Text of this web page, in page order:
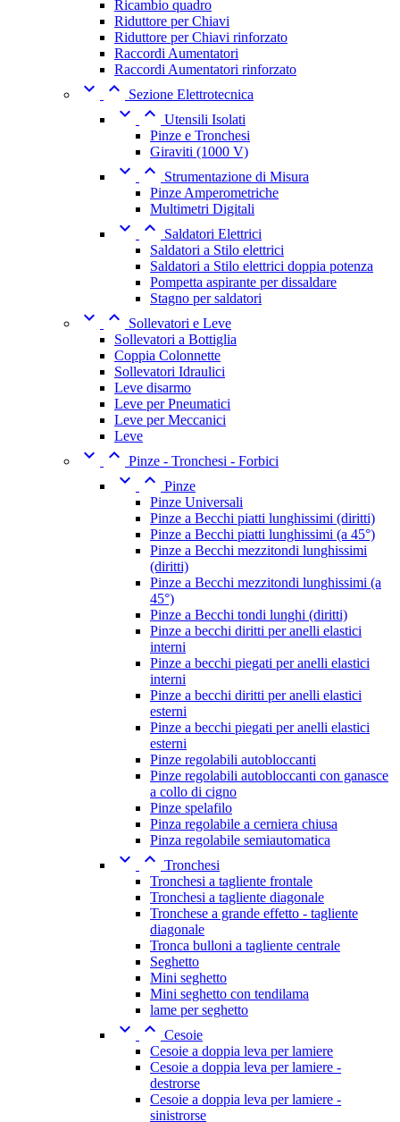
Ricambio quadro
Riduttore per Chiavi
Riduttore per Chiavi rinforzato
Raccordi Aumentatori
Raccordi Aumentatori rinforzato
  Sezione Elettrotecnica
  Utensili Isolati
Pinze e Tronchesi
Giraviti (1000 V)
 
Strumentazione di Misura
Pinze Amperometriche
Multimetri Digitali
 
Saldatori Elettrici
Saldatori a Stilo elettrici
Saldatori a Stilo elettrici doppia potenza
Pompetta aspirante per dissaldare
Stagno per saldatori
 
Sollevatori e Leve
Sollevatori a Bottiglia
Coppia Colonnette
Sollevatori Idraulici
Leve disarmo
Leve per Pneumatici
Leve per Meccanici
Leve
  Pinze - Tronchesi - Forbici
  Pinze
Pinze Universali
Pinze a Becchi piatti lunghissimi (diritti)
Pinze a Becchi piatti lunghissimi (a 45°)
Pinze a Becchi mezzitondi lunghissimi
(diritti)
Pinze a Becchi mezzitondi lunghissimi (a
45°)
Pinze a Becchi tondi lunghi (diritti)
Pinze a becchi diritti per anelli elastici
interni
Pinze a becchi piegati per anelli elastici
interni
Pinze a becchi diritti per anelli elastici
esterni
Pinze a becchi piegati per anelli elastici
esterni
Pinze regolabili autobloccanti
Pinze regolabili autobloccanti con ganasce
a collo di cigno
Pinze spelafilo
Pinza regolabile a cerniera chiusa
Pinza regolabile semiautomatica
  Tronchesi
Tronchesi a tagliente frontale
Tronchesi a tagliente diagonale
Tronchese a grande effetto - tagliente
diagonale
Tronca bulloni a tagliente centrale
Seghetto
Mini seghetto
Mini seghetto con tendilama
lame per seghetto
  Cesoie
Cesoie a doppia leva per lamiere
Cesoie a doppia leva per lamiere -
destrorse
Cesoie a doppia leva per lamiere -
sinistrorse